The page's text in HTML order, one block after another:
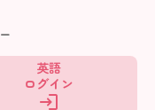
英語
ログイン